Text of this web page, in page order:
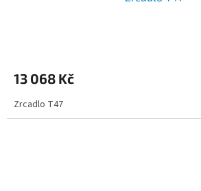
13 068 Kč
Zrcadlo T47